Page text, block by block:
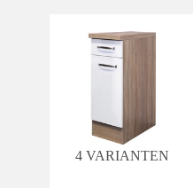
4 VARIANTEN